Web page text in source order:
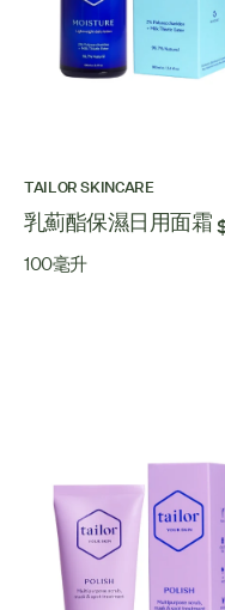
TAILOR SKINCARE
乳薊酯保濕日用面霜
100毫升